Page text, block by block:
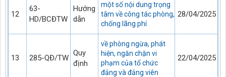
12
63-
HD/BCĐTW
Hướng
dẫn
một số nội dung trọng
tâm về công tác phòng,
chống lãng phí
28/04/2025
13 285-QĐ/TW
Quy
định
về phòng ngừa, phát
hiện, ngăn chặn vi
phạm của tổ chức
đảng và đảng viên
22/04/2025